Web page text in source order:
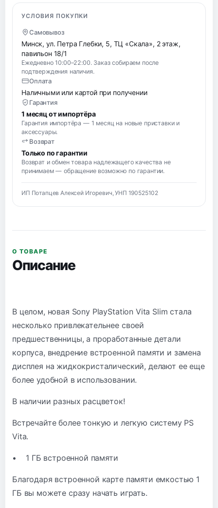
УСЛОВИЯ ПОКУПКИ
Самовывоз
Минск, ул. Петра Глебки, 5, ТЦ «Скала», 2 этаж,
павильон 18/1
Ежедневно 10:00–22:00. Заказ собираем после
подтверждения наличия.
Оплата
Наличными или картой при получении
Гарантия
1 месяц от импортёра
Гарантия импортёра — 1 месяц на новые приставки и
аксессуары.
Возврат
Только по гарантии
Возврат и обмен товара надлежащего качества не
принимаем — обращение возможно по гарантии.
ИП Потапцев Алексей Игоревич, УНП 190525102
О ТОВАРЕ
Описание
В целом, новая Sony PlayStation Vita Slim стала
несколько привлекательнее своей
предшественницы, а проработанные детали
корпуса, внедрение встроенной памяти и замена
дисплея на жидкокристалический, делают ее еще
более удобной в использовании.
В наличии разных расцветок!
Встречайте более тонкую и легкую систему PS
Vita.
• 1 ГБ встроенной памяти
Благодаря встроенной карте памяти емкостью 1
ГБ вы можете сразу начать играть.